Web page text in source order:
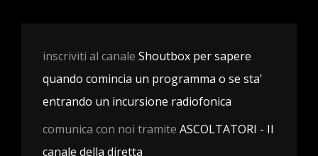
inscriviti al canale Shoutbox per sapere
quando comincia un programma o se sta'
entrando un incursione radiofonica
comunica con noi tramite ASCOLTATORI - Il
canale della diretta